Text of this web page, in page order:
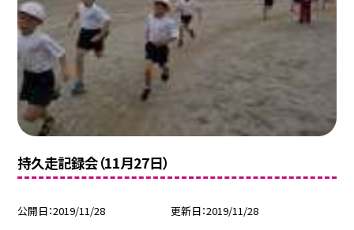
持久走記録会（11月27日）
公開日 2019/11/28 更新日 2019/11/28